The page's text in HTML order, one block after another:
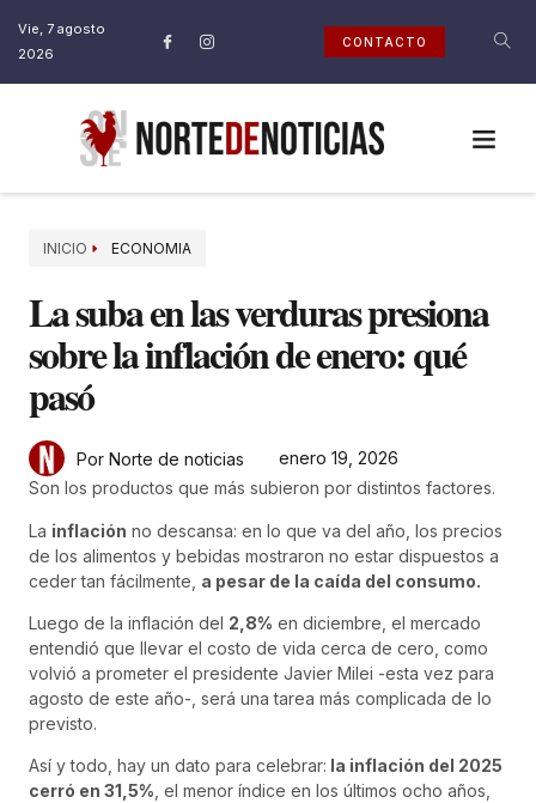
Vie, 7 agosto
2026
CONTACTO
INICIO ECONOMIA
La suba en las verduras presiona
sobre la inflación de enero: qué
pasó
Por Norte de noticias
enero 19, 2026
Son los productos que más subieron por distintos factores.
La inflación no descansa: en lo que va del año, los precios
de los alimentos y bebidas mostraron no estar dispuestos a
ceder tan fácilmente, a pesar de la caída del consumo.
Luego de la inflación del 2,8% en diciembre, el mercado
entendió que llevar el costo de vida cerca de cero, como
volvió a prometer el presidente Javier Milei -esta vez para
agosto de este año-, será una tarea más complicada de lo
previsto.
Así y todo, hay un dato para celebrar: la inflación del 2025
cerró en 31,5% , el menor índice en los últimos ocho años,